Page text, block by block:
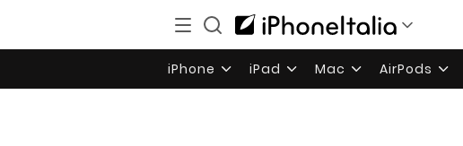
iPhone iPad Mac AirPods